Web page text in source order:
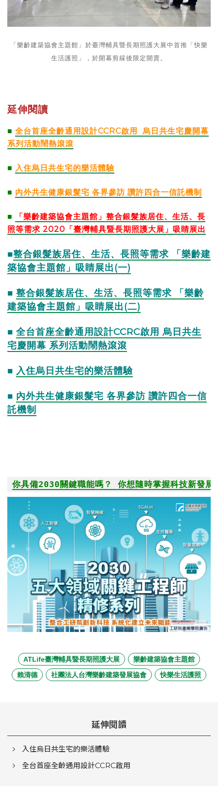
「樂齡建築協會主題館」於臺灣輔具暨長期照護大展中首推「快樂
生活護照」，於開幕剪綵後限定開賣。
延伸閱讀
■ 全台首座全齡通用設計CCRC啟用 烏日共生宅慶開幕
系列活動鬧熱滾滾
■ 入住烏日共生宅的樂活體驗
■ 內外共生健康銀髮宅 各界參訪 讚許四合一信託機制
■
「樂齡建築協會主題館」整合銀髮族居住、生活、長
照等需求 2020「臺灣輔具暨長期照護大展」吸睛展出
■整合銀髮族居住、生活、長照等需求 「樂齡建
築協會主題館」吸睛展出(一)
■ 整合銀髮族居住、生活、長照等需求 「樂齡
建築協會主題館」吸睛展出(二)
■ 全台首座全齡通用設計CCRC啟用 烏日共生
宅慶開幕 系列活動鬧熱滾滾
■ 入住烏日共生宅的樂活體驗
■ 內外共生健康銀髮宅 各界參訪 讚許四合一信
託機制​​​​​​​
你具備2030關鍵職能嗎？ 你想隨時掌握科技新發
ATLife臺灣輔具暨長期照護大展
樂齡建築協會主題館
賴清德
社團法人台灣樂齡建築發展協會 快樂生活護照
延伸閱讀
入住烏日共生宅的樂活體驗
全台首座全齡通用設計CCRC啟用